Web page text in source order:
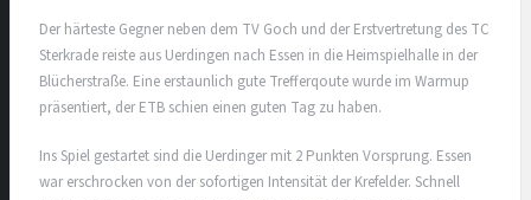
Der härteste Gegner neben dem TV Goch und der Erstvertretung des TC
Sterkrade reiste aus Uerdingen nach Essen in die Heimspielhalle in der
Blücherstraße. Eine erstaunlich gute Trefferqoute wurde im Warmup
präsentiert, der ETB schien einen guten Tag zu haben.
Ins Spiel gestartet sind die Uerdinger mit 2 Punkten Vorsprung. Essen
war erschrocken von der sofortigen Intensität der Krefelder. Schnell